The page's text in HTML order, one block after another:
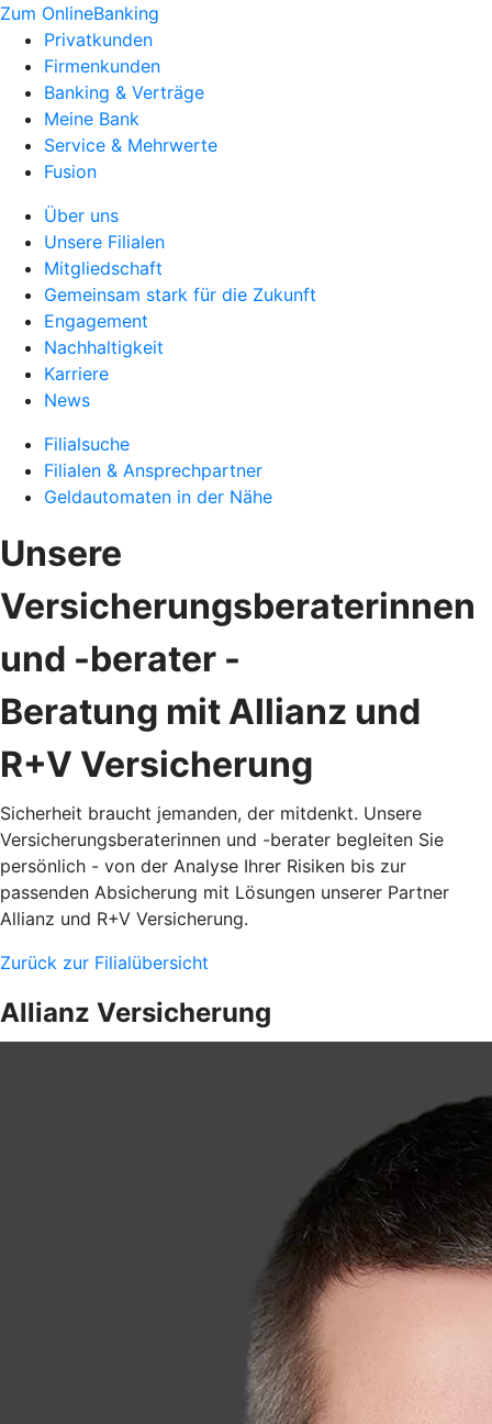
Zum OnlineBanking
Privatkunden
Firmenkunden
Banking & Verträge
Meine Bank
Service & Mehrwerte
Fusion
Über uns
Unsere Filialen
Mitgliedschaft
Gemeinsam stark für die Zukunft
Engagement
Nachhaltigkeit
Karriere
News
Filialsuche
Filialen & Ansprechpartner
Geldautomaten in der Nähe
Unsere
Versicherungsberaterinnen
und -berater -
Beratung mit Allianz und
R+V Versicherung
Sicherheit braucht jemanden, der mitdenkt. Unsere
Versicherungsberaterinnen und -berater begleiten Sie
persönlich - von der Analyse Ihrer Risiken bis zur
passenden Absicherung mit Lösungen unserer Partner
Allianz und R+V Versicherung.
Zurück zur Filialübersicht
Allianz Versicherung